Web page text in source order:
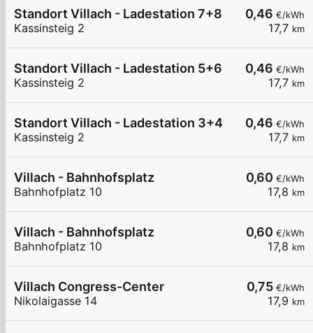
0,46 €/kWh
17,7 km
Standort Villach - Ladestation 7+8
Kassinsteig 2
0,46 €/kWh
17,7 km
Standort Villach - Ladestation 5+6
Kassinsteig 2
0,46 €/kWh
17,7 km
Standort Villach - Ladestation 3+4
Kassinsteig 2
0,60 €/kWh
17,8 km
Villach - Bahnhofsplatz
Bahnhofplatz 10
0,60 €/kWh
17,8 km
Villach - Bahnhofsplatz
Bahnhofplatz 10
0,75 €/kWh
17,9 km
Villach Congress-Center
Nikolaigasse 14